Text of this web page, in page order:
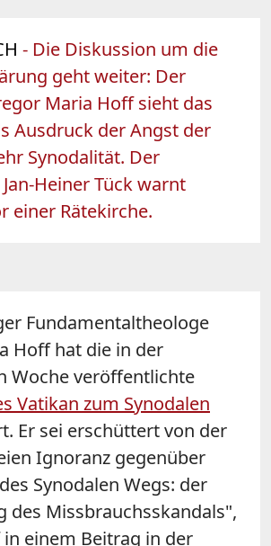
- Die Diskussion um die
geht weiter: Der
Maria Hoff sieht das
Ausdruck der Angst der
Synodalität. Der
Heiner Tück warnt
einer Rätekirche.
Fundamentaltheologe
Hoff hat die in der
Woche veröffentlichte
Vatikan zum Synodalen
Er sei erschüttert von der
Ignoranz gegenüber
Synodalen Wegs: der
des Missbrauchsskandals",
einem Beitrag in der